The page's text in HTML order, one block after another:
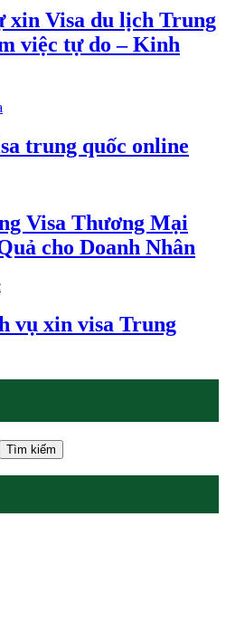
xin Visa du lịch Trung
việc tự do – Kinh
trung quốc online
Visa Thương Mại
cho Doanh Nhân
vụ xin visa Trung